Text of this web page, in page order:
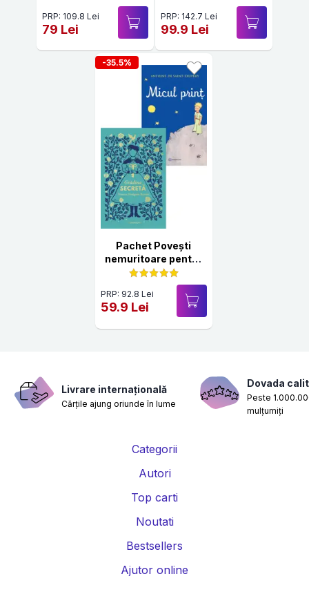
PRP: 109.8 Lei
79 Lei
PRP: 142.7 Lei
99.9 Lei
-35.5%
Pachet Povești
nemuritoare pentru
copii
PRP: 92.8 Lei
59.9 Lei
Livrare internațională
Cărțile ajung oriunde în lume
Dovada
Peste
mulțumiți
Categorii
Autori
Top carti
Noutati
Bestsellers
Ajutor online